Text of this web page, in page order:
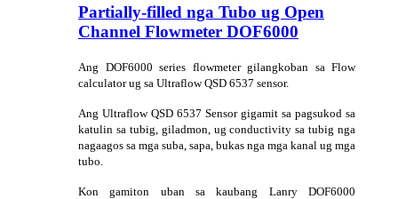
Partially-filled nga Tubo ug Open
Channel Flowmeter DOF6000
Ang DOF6000 series flowmeter gilangkoban sa Flow
calculator ug sa Ultraflow QSD 6537 sensor.
Ang Ultraflow QSD 6537 Sensor gigamit sa pagsukod sa
katulin sa tubig, giladmon, ug conductivity sa tubig nga
nagaagos sa mga suba, sapa, bukas nga mga kanal ug mga
tubo.
Kon gamiton uban sa kaubang Lanry DOF6000